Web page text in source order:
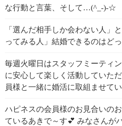
な行動と言葉、そして…(^_-)-☆
「選んだ相手しか会わない人」
ってみる人」結婚できるのはどっ
毎週火曜日はスタッフミーティ
に安心して楽しく活動していた
員様と一緒に婚活に取組ませて
ハピネスの会員様のお見合いの
ているあきで～す💕 みなさんが